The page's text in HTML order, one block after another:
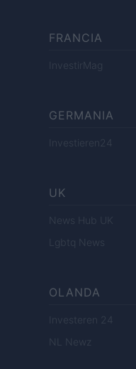
FRANCIA
InvestirMag
GERMANIA
Investieren24
UK
News Hub UK
Lgbtq News
OLANDA
Investeren 24
NL Newz